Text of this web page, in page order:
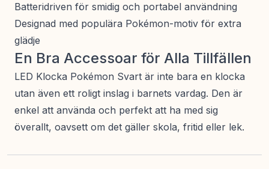
Batteridriven för smidig och portabel användning
Designad med populära Pokémon-motiv för extra
glädje
En Bra Accessoar för Alla Tillfällen
LED Klocka Pokémon Svart är inte bara en klocka
utan även ett roligt inslag i barnets vardag. Den är
enkel att använda och perfekt att ha med sig
överallt, oavsett om det gäller skola, fritid eller lek.